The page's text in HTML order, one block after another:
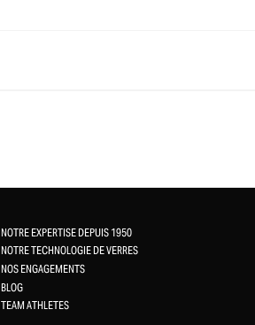
NOTRE EXPERTISE DEPUIS 1950
NOTRE TECHNOLOGIE DE VERRES
NOS ENGAGEMENTS
BLOG
TEAM ATHLETES